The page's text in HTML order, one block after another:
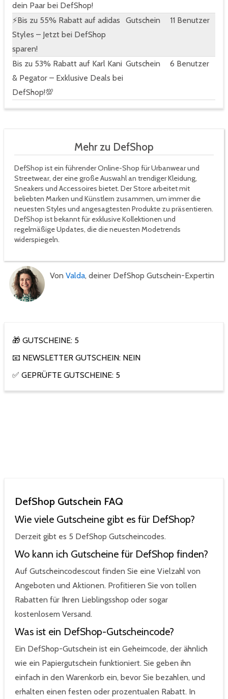
dein Paar bei DefShop!
⚡Bis zu 55% Rabatt auf adidas
Styles – Jetzt bei DefShop
sparen!
Gutschein 11 Benutzer
Bis zu 53% Rabatt auf Karl Kani
& Pegator – Exklusive Deals bei
DefShop!💯
Gutschein 6 Benutzer
Mehr zu DefShop
DefShop ist ein führender Online-Shop für Urbanwear und
Streetwear, der eine große Auswahl an trendiger Kleidung,
Sneakers und Accessoires bietet. Der Store arbeitet mit
beliebten Marken und Künstlern zusammen, um immer die
neuesten Styles und angesagtesten Produkte zu präsentieren.
DefShop ist bekannt für exklusive Kollektionen und
regelmäßige Updates, die die neuesten Modetrends
widerspiegeln.
Von Valda, deiner DefShop Gutschein-Expertin
🎁 GUTSCHEINE: 5
📧 NEWSLETTER GUTSCHEIN: NEIN
✅ GEPRÜFTE GUTSCHEINE: 5
DefShop Gutschein FAQ
Wie viele Gutscheine gibt es für DefShop?
Derzeit gibt es 5 DefShop Gutscheincodes.
Wo kann ich Gutscheine für DefShop finden?
Auf Gutscheincodescout finden Sie eine Vielzahl von
Angeboten und Aktionen. Profitieren Sie von tollen
Rabatten für Ihren Lieblingsshop oder sogar
kostenlosem Versand.
Was ist ein DefShop-Gutscheincode?
Ein DefShop-Gutschein ist ein Geheimcode, der ähnlich
wie ein Papiergutschein funktioniert. Sie geben ihn
einfach in den Warenkorb ein, bevor Sie bezahlen, und
erhalten einen festen oder prozentualen Rabatt. In